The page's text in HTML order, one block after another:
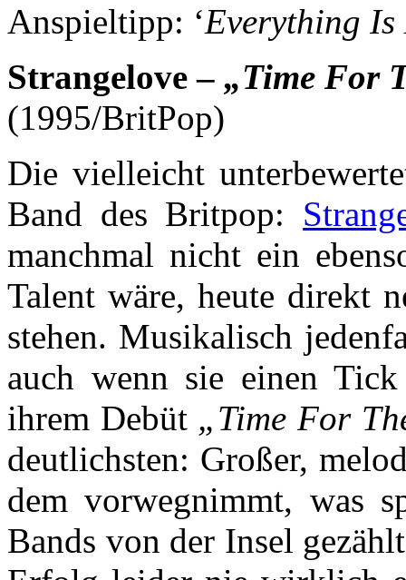
Anspieltipp: ‘Everything Is
Strangelove – „Time For
(1995/BritPop)
Die vielleicht
Band des Britpop:
manchmal nicht ein
Talent wäre, heute direkt
stehen. Musikalisch
auch wenn sie einen
ihrem Debüt „Time For
deutlichsten: Großer,
dem vorwegnimmt, was
Bands von der Insel